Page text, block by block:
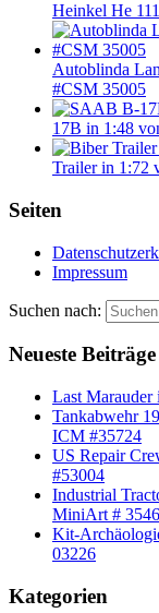
Heinkel He
Autoblinda
#CSM 35005
17B in 1:48
Trailer in 1:72
Seiten
Impressum
Suchen nach:
Neueste Beiträge
Last
Tankabwehr
ICM #35724
US Repair
#53004
Industrial
MiniArt #
Kit-
03226
Kategorien